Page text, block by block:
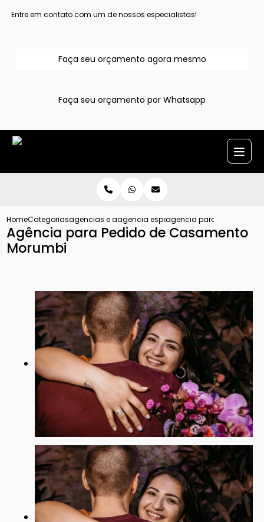
Entre em contato com um de nossos especialistas!
Faça seu orçamento agora mesmo
Faça seu orçamento por Whatsapp
HomeCategoriasagencias e assessoria para pedido de casamento
agencia especialista em pedido de
agencia para pedido de
Agência para Pedido de Casamento
Morumbi